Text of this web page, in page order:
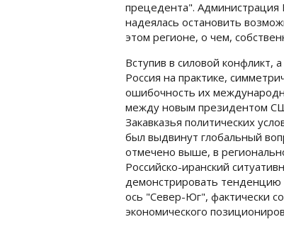
прецедента".
надеялась остановить
этом регионе, о чем,
Вступив в силовой
Россия на практике,
ошибочность их
между новым президентом
Закавказья политических
был выдвинут глобальный
отмечено выше, в
Российско-иранский
демонстрировать тенденцию
ось "Север-Юг", фактически
экономического